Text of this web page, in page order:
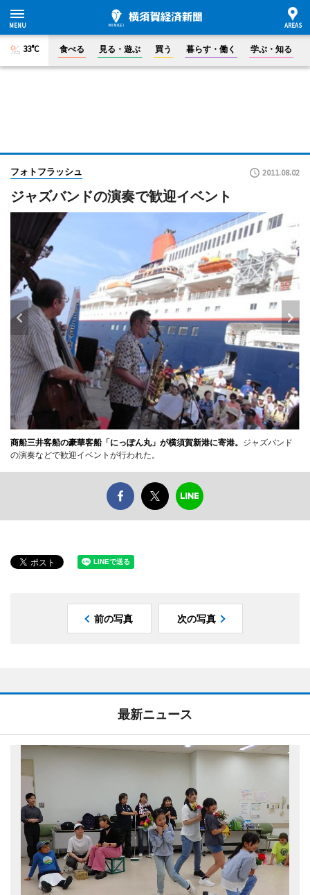
33°C 食べる 見る・遊ぶ 買う 暮らす・働く 学ぶ・知る
フォトフラッシュ 2011.08.02
ジャズバンドの演奏で歓迎イベント
商船三井客船の豪華客船「にっぽん丸」が横須賀新港に寄港。 ジャズバンド
の演奏などで歓迎イベントが行われた。
前の写真 次の写真
最新ニュース